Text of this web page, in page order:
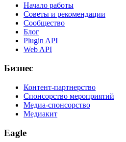
Начало работы
Советы и рекомендации
Сообщество
Блог
Plugin API
Web API
Бизнес
Контент-партнерство
Спонсорство мероприятий
Медиа-спонсорство
Медиакит
Eagle